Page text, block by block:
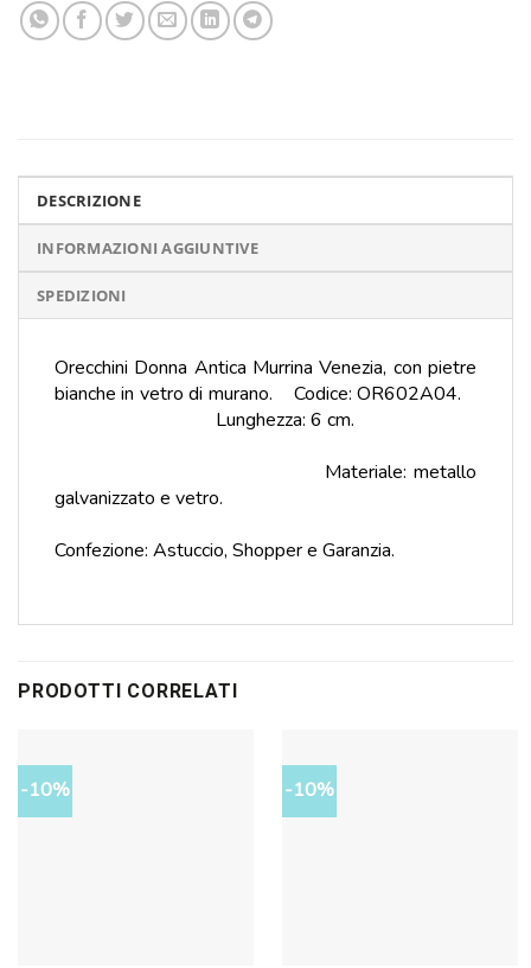
DESCRIZIONE
INFORMAZIONI AGGIUNTIVE
SPEDIZIONI
Orecchini Donna Antica Murrina Venezia, con pietre
bianche in vetro di murano. Codice: OR602A04.
Lunghezza: 6 cm.
Materiale: metallo
galvanizzato e vetro.
Confezione: Astuccio, Shopper e Garanzia.
PRODOTTI CORRELATI
-10% -10%